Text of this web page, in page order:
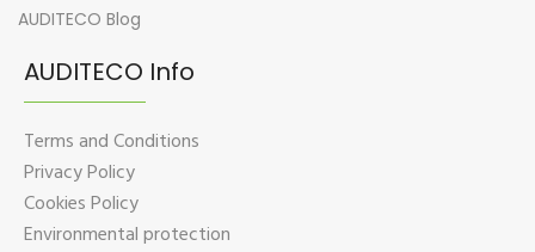
AUDITECO Blog
AUDITECO Info
Terms and Conditions
Privacy Policy
Cookies Policy
Environmental protection